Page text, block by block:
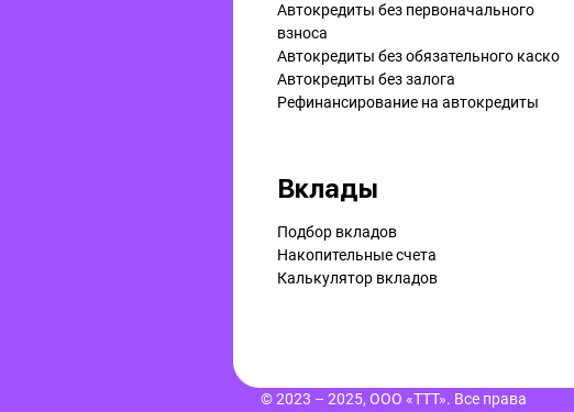
Автокредиты без первоначального
взноса
Автокредиты без обязательного каско
Автокредиты без залога
Рефинансирование на aвтокредиты
Вклады
Подбор вкладов
Накопительные счета
Калькулятор вкладов
© 2023 – 2025, ООО «ТТТ». Все права